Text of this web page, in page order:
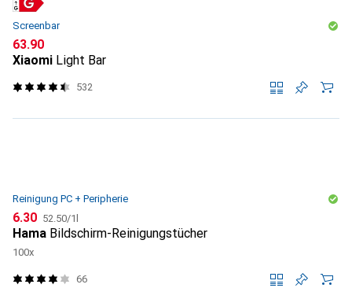
Screenbar
CHF
63.90
Xiaomi Light Bar
532
Reinigung PC + Peripherie
CHF
6.30 CHF
52.50/1l
Hama Bildschirm-Reinigungstücher
100x
66